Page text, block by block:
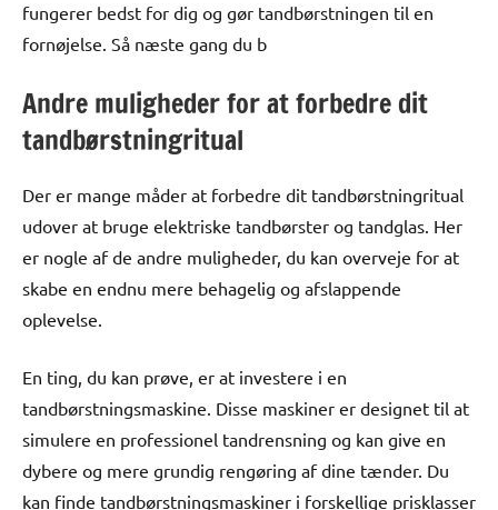
fungerer bedst for dig og gør tandbørstningen til en
fornøjelse. Så næste gang du b
Andre muligheder for at forbedre dit
tandbørstningritual
Der er mange måder at forbedre dit tandbørstningritual
udover at bruge elektriske tandbørster og tandglas. Her
er nogle af de andre muligheder, du kan overveje for at
skabe en endnu mere behagelig og afslappende
oplevelse.
En ting, du kan prøve, er at investere i en
tandbørstningsmaskine. Disse maskiner er designet til at
simulere en professionel tandrensning og kan give en
dybere og mere grundig rengøring af dine tænder. Du
kan finde tandbørstningsmaskiner i forskellige prisklasser